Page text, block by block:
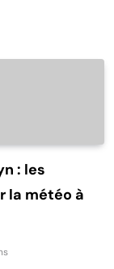
: les
la météo à